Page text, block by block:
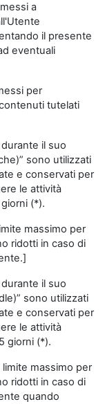
a
il presente
eventuali
per
tutelati
il suo
sono utilizzati
e conservati per
le attività
(*).
massimo per
ridotti in caso di
il suo
sono utilizzati
e conservati per
le attività
giorni (*).
massimo per
ridotti in caso di
quando